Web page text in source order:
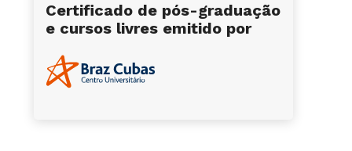
Certificado de pós-graduação
e cursos livres emitido por